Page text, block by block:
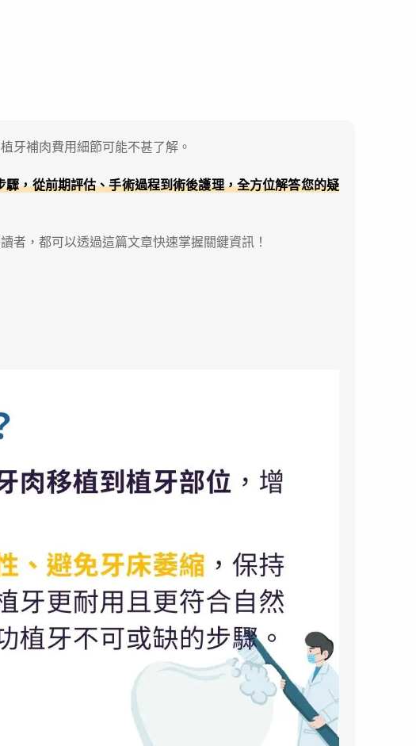
牙補肉費用細節可能不甚了解。
，從前期評估、手術過程到術後護理，全方位解答您的疑
者，都可以透過這篇文章快速掌握關鍵資訊！